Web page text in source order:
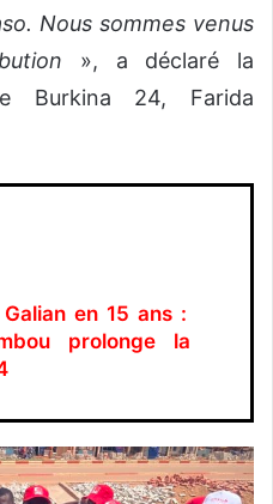
Nous sommes venus
», a déclaré la
Burkina 24, Farida
Galian en 15 ans :
prolonge la